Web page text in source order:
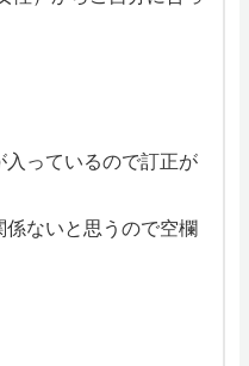
っているので訂正が
係ないと思うので空欄